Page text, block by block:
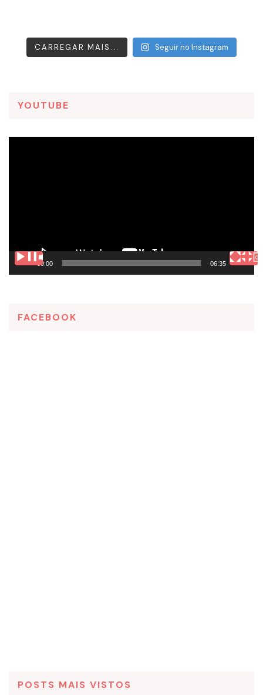
CARREGAR MAIS... Seguir no Instagram
YOUTUBE
00:00 06:35
FACEBOOK
POSTS MAIS VISTOS